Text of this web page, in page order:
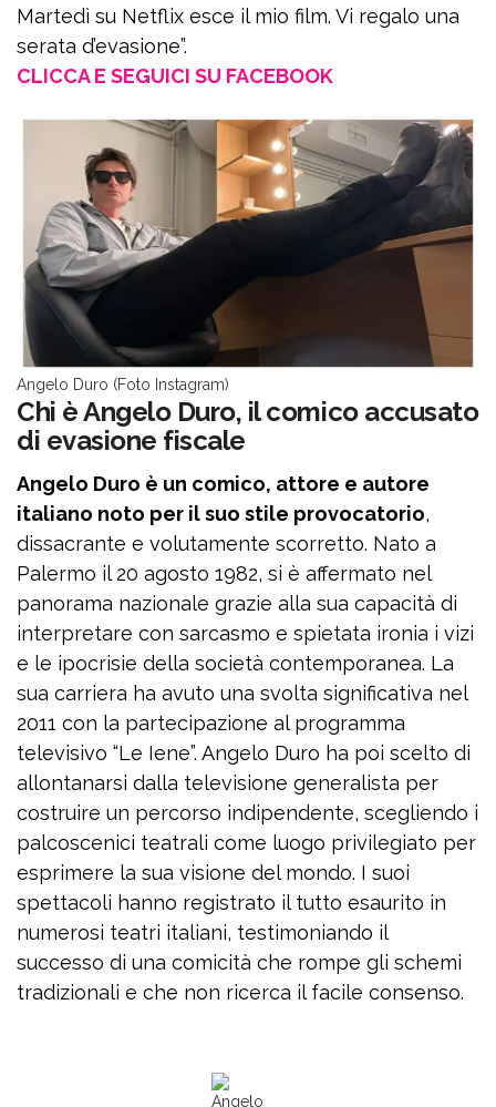
Martedì su Netflix esce il mio film. Vi regalo una
serata d’evasione”.
CLICCA E SEGUICI SU FACEBOOK
Angelo Duro (Foto Instagram)
Chi è Angelo Duro, il comico accusato
di evasione fiscale
Angelo Duro è un comico, attore e autore
italiano noto per il suo stile provocatorio,
dissacrante e volutamente scorretto. Nato a
Palermo il 20 agosto 1982, si è affermato nel
panorama nazionale grazie alla sua capacità di
interpretare con sarcasmo e spietata ironia i vizi
e le ipocrisie della società contemporanea. La
sua carriera ha avuto una svolta significativa nel
2011 con la partecipazione al programma
televisivo “Le Iene”. Angelo Duro ha poi scelto di
allontanarsi dalla televisione generalista per
costruire un percorso indipendente, scegliendo i
palcoscenici teatrali come luogo privilegiato per
esprimere la sua visione del mondo. I suoi
spettacoli hanno registrato il tutto esaurito in
numerosi teatri italiani, testimoniando il
successo di una comicità che rompe gli schemi
tradizionali e che non ricerca il facile consenso.
Angelo